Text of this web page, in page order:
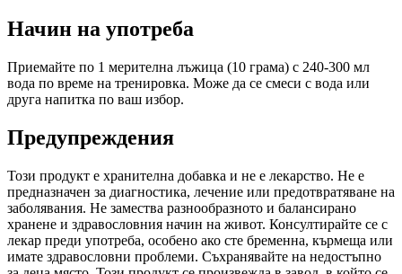
Начин на употреба
Приемайте по 1 мерителна лъжица (10 грама) с 240-300 мл
вода по време на тренировка. Може да се смеси с вода или
друга напитка по ваш избор.
Предупреждения
Този продукт е хранителна добавка и не е лекарство. Не е
предназначен за диагностика, лечение или предотвратяване на
заболявания. Не замества разнообразното и балансирано
хранене и здравословния начин на живот. Консултирайте се с
лекар преди употреба, особено ако сте бременна, кърмеща или
имате здравословни проблеми. Съхранявайте на недостъпно